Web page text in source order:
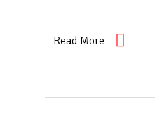
Read More